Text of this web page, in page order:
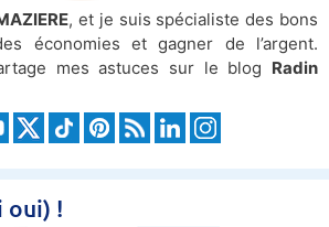
, et je suis spécialiste des bons
économies et gagner de l’argent.
mes astuces sur le blog Radin
oui) !